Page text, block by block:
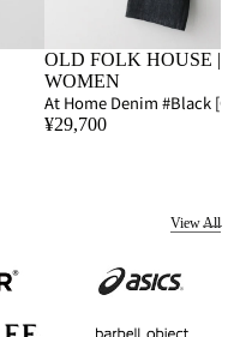
OLD FOLK HOUSE |
WOMEN
At Home Denim #Black
¥29,700
View All
barbell object